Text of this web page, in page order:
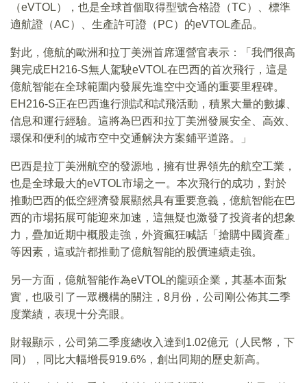
（eVTOL），也是全球首個取得型號合格證（TC）、標準
適航證（AC）、生產許可證（PC）的eVTOL產品。
對此，億航的歐洲和拉丁美洲首席運營官表示：「我們很高
興完成EH216-S無人駕駛eVTOL在巴西的首次飛行，這是
億航智能在全球範圍内發展先進空中交通的重要里程碑。
EH216-S正在巴西進行測試和試飛活動，積累大量的數據、
信息和運行經驗。這將為巴西和拉丁美洲發展安全、高效、
環保和便利的城市空中交通解決方案鋪平道路。」
巴西是拉丁美洲航空的發源地，擁有世界領先的航空工業，
也是全球最大的eVTOL市場之一。本次飛行的成功，對於
推動巴西的低空經濟發展顯然具有重要意義，億航智能在巴
西的市場拓展可能迎來加速，這無疑也激發了投資者的想象
力，疊加近期中概股走強，外資瘋狂喊話「搶購中國資產」
等因素，這或許都推動了億航智能的股價連續走強。
另一方面，億航智能作為eVTOL的龍頭企業，其基本面紮
實，也吸引了一眾機構的關注，8月份，公司剛公佈其二季
度業績，表現十分亮眼。
財報顯示，公司第二季度總收入達到1.02億元（人民幣，下
同），同比大幅增長919.6%，創出同期的歷史新高。